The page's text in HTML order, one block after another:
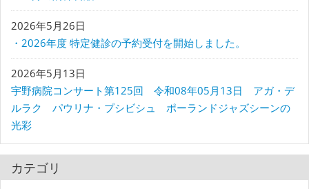
2026年5月26日
・2026年度 特定健診の予約受付を開始しました。
2026年5月13日
宇野病院コンサート第125回 令和08年05月13日 アガ・デ
ルラク パウリナ・プシビシュ ポーランドジャズシーンの
光彩
カテゴリ